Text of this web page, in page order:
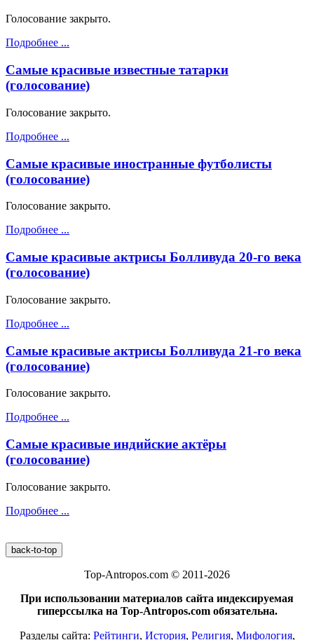
Голосование закрыто.
Подробнее ...
Самые красивые известные татарки
(голосование)
Голосование закрыто.
Подробнее ...
Самые красивые иностранные футболисты
(голосование)
Голосование закрыто.
Подробнее ...
Самые красивые актрисы Болливуда 20-го века
(голосование)
Голосование закрыто.
Подробнее ...
Самые красивые актрисы Болливуда 21-го века
(голосование)
Голосование закрыто.
Подробнее ...
Самые красивые индийские актёры
(голосование)
Голосование закрыто.
Подробнее ...
back-to-top
Top-Antropos.com © 2011-2026
При использовании материалов сайта индексируемая
гиперссылка на Top-Antropos.com обязательна.
Разделы сайта: Рейтинги, История, Религия, Мифология,